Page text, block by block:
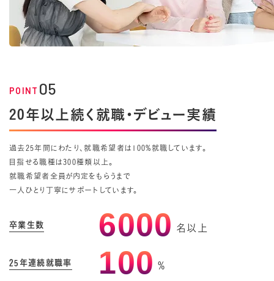
POINT 05
20年以上続く就職・デビュー実績
過去25年間にわたり、就職希望者は100%就職しています。
目指せる職種は300種類以上。
就職希望者全員が内定をもらうまで
一人ひとり丁寧にサポートしています。
卒業生数 6000 名以上
25年連続就職率 100 %